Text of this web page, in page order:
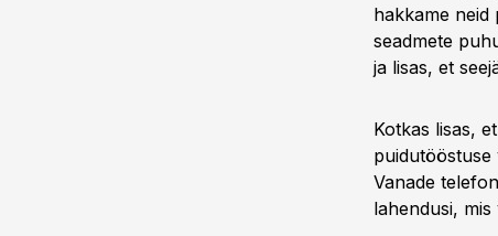
hakkame neid
seadmete
ja lisas, et
Kotkas lisas,
puidutööstuse
Vanade
lahendusi,